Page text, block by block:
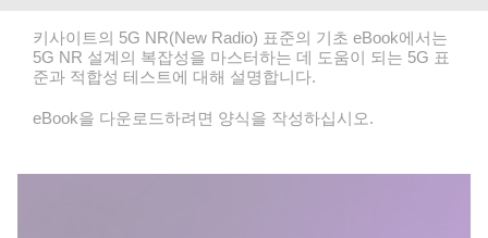
키사이트의 5G NR(New Radio) 표준의 기초 eBook에서는
5G NR 설계의 복잡성을 마스터하는 데 도움이 되는 5G 표
준과 적합성 테스트에 대해 설명합니다.
eBook을 다운로드하려면 양식을 작성하십시오.